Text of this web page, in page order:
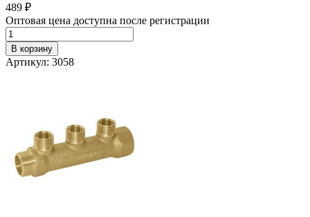
489 ₽
Оптовая цена доступна после регистрации
В корзину
Артикул: 3058